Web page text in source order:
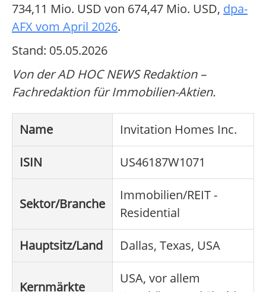
734,11 Mio. USD von 674,47 Mio. USD, dpa-
AFX vom April 2026.
Stand: 05.05.2026
Von der AD HOC NEWS Redaktion –
Fachredaktion für Immobilien-Aktien.
Name Invitation Homes Inc.
ISIN US46187W1071
Sektor/Branche
Immobilien/REIT -
Residential
Hauptsitz/Land Dallas, Texas, USA
Kernmärkte
USA, vor allem